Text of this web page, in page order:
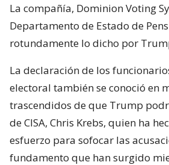
La compañía, Dominion Voting
Departamento de Estado de
rotundamente lo dicho por
La declaración de los
electoral también se conoció en
trascendidos de que Trump
de CISA, Chris Krebs, quien ha
esfuerzo para sofocar las
fundamento que han surgido